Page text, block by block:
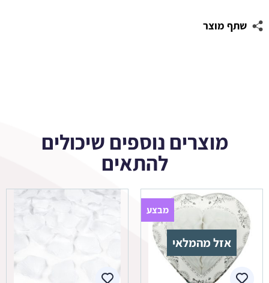
שתף מוצר
מוצרים נוספים שיכולים
להתאים
אזל מהמלאי
מבצע